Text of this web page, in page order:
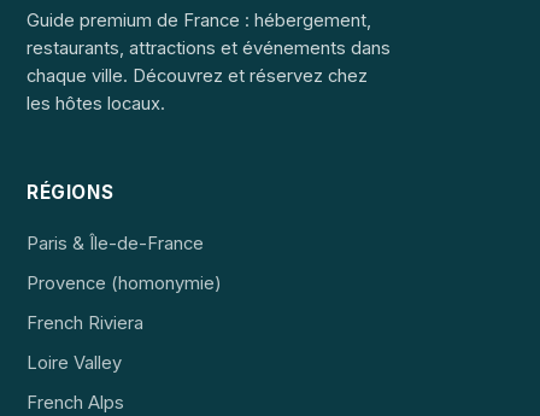
Guide premium de France : hébergement,
restaurants, attractions et événements dans
chaque ville. Découvrez et réservez chez
les hôtes locaux.
RÉGIONS
Paris & Île-de-France
Provence (homonymie)
French Riviera
Loire Valley
French Alps